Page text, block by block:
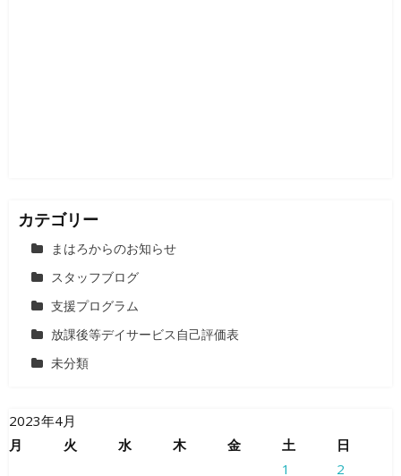
カテゴリー
まはろからのお知らせ
スタッフブログ
支援プログラム
放課後等デイサービス自己評価表
未分類
2023年4月
月
火 水 木 金 土
日
1
2